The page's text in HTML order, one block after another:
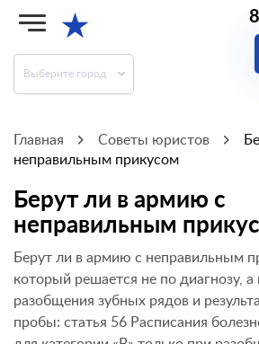
★
Выберите город
Главная Советы юристов
неправильным прикусом
Берут ли в армию с
неправильным
Берут ли в армию с неправильным
который решается не по диагнозу, а
разобщения зубных рядов и
пробы: статья 56 Расписания